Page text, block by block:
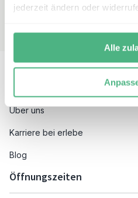
jederzeit ändern oder
Alle
Über uns
Karriere bei erlebe
Blog
Öffnungszeiten